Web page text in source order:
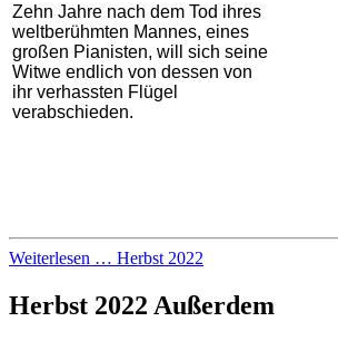
Zehn Jahre nach dem Tod ihres
weltberühmten Mannes, eines
großen Pianisten, will sich seine
Witwe endlich von dessen von
ihr verhassten Flügel
verabschieden.
Weiterlesen … Herbst 2022
Herbst 2022 Außerdem